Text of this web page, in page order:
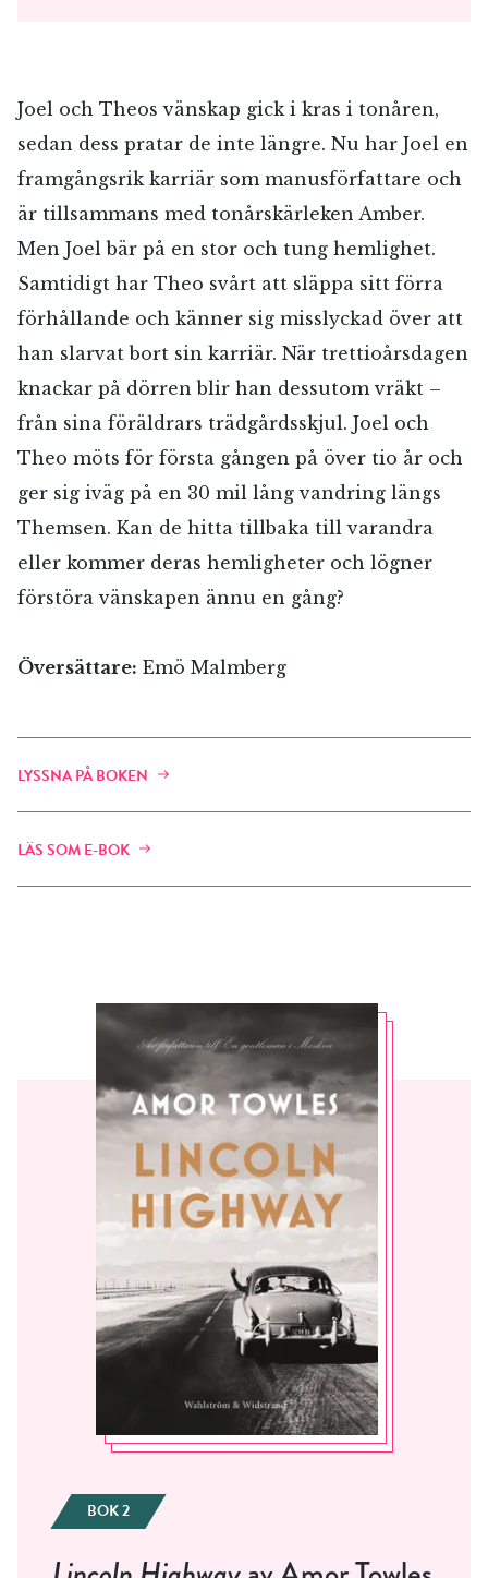
Joel och Theos vänskap gick i kras i tonåren,
sedan dess pratar de inte längre. Nu har Joel en
framgångsrik karriär som manusförfattare och
är tillsammans med tonårskärleken Amber.
Men Joel bär på en stor och tung hemlighet.
Samtidigt har Theo svårt att släppa sitt förra
förhållande och känner sig misslyckad över att
han slarvat bort sin karriär. När trettioårsdagen
knackar på dörren blir han dessutom vräkt –
från sina föräldrars trädgårdsskjul. Joel och
Theo möts för första gången på över tio år och
ger sig iväg på en 30 mil lång vandring längs
Themsen. Kan de hitta tillbaka till varandra
eller kommer deras hemligheter och lögner
förstöra vänskapen ännu en gång?
Översättare: Emö Malmberg
LYSSNA PÅ BOKEN
LÄS SOM E-BOK
BOK 2